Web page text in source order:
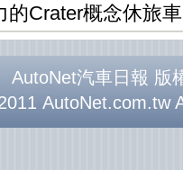
的Crater概念休旅車
AutoNet汽車日報 版
AutoNet.com.tw